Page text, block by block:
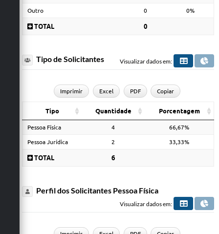
Outro 0 0%
TOTAL 0
Tipo de Solicitantes Visualizar dados em:
Imprimir Excel PDF Copiar
Tipo Quantidade Porcentagem
Pessoa Física 4 66,67%
Pessoa Jurídica 2 33,33%
TOTAL 6
Perfil dos Solicitantes Pessoa Física
Visualizar dados em: